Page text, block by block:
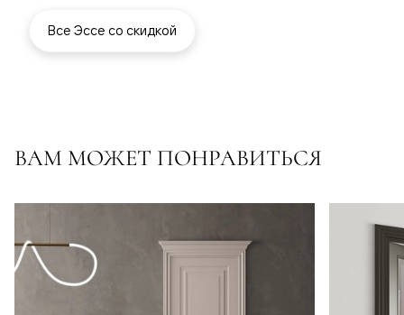
Все Эссе со скидкой
ВАМ МОЖЕТ ПОНРАВИТЬСЯ